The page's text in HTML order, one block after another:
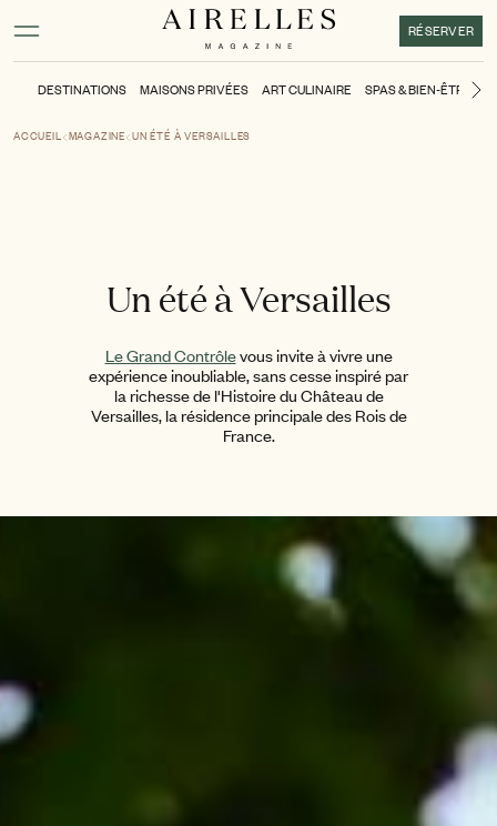
Activer le mode contraste élevé
RÉSERVER
DESTINATIONS MAISONS PRIVÉES ART CULINAIRE SPAS & BIEN-ÊTRE
ACCUEIL MAGAZINE UN ÉTÉ À VERSAILLES
Un été à Versailles
Le Grand Contrôlevous invite à vivre une
expérience inoubliable, sans cesse inspiré par
la richesse de l'Histoire du Château de
Versailles, la résidence principale des Rois de
France.